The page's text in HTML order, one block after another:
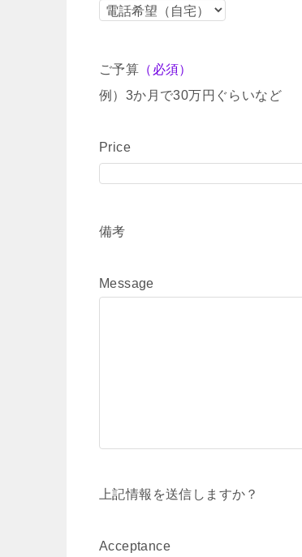
ご予算 （必須）
例）3か月で30万円ぐらいなど
Price
備考
Message
上記情報を送信しますか？
Acceptance